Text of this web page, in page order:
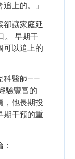
上的。」
卻讓家庭延
。 早期干
可以追上的
科醫師——
驗豐富的
，他長期投
期干預的重